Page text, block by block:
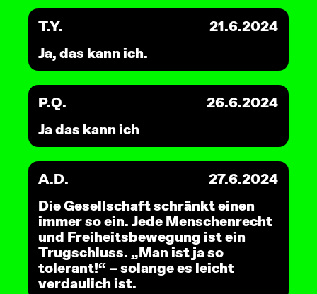
T.Y.
21.6.2024
Ja, das kann ich.
P.Q.
26.6.2024
Ja das kann ich
A.D.
27.6.2024
Die Gesellschaft schränkt einen
immer so ein. Jede Menschenrecht
und Freiheitsbewegung ist ein
Trugschluss. „Man ist ja so
tolerant!“ – solange es leicht
verdaulich ist.